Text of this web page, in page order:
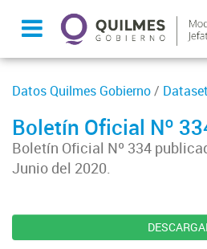
Datos Quilmes Gobierno/ Dataset
Boletín Oficial Nº
Boletín Oficial Nº 334
Junio del 2020.